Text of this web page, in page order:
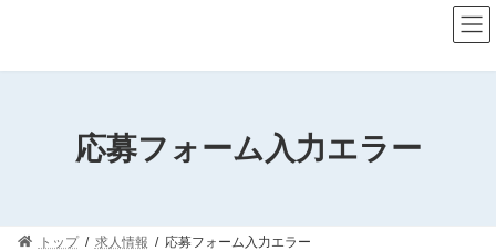
ン
ー
応募フォーム入力エラー
トップ 求人情報 応募フォーム入力エラー